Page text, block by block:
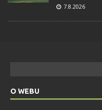
7.8.2026
O WEBU